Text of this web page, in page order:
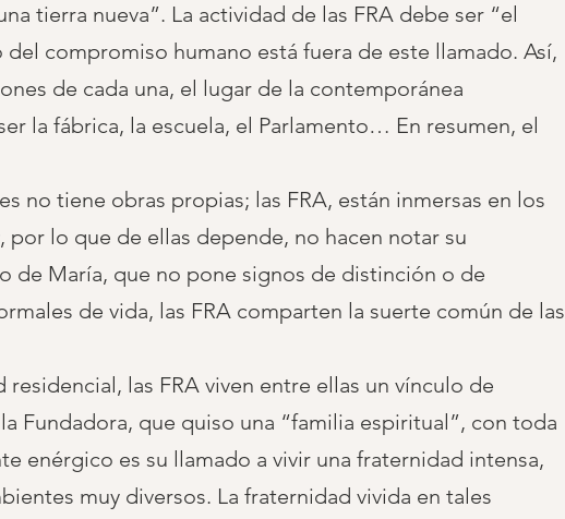
tierra nueva”. La actividad de las FRA debe ser “el
compromiso humano está fuera de este llamado. Así,
de cada una, el lugar de la contemporánea
la fábrica, la escuela, el Parlamento… En resumen, el
no tiene obras propias; las FRA, están inmersas en los
por lo que de ellas depende, no hacen notar su
de María, que no pone signos de distinción o de
de vida, las FRA comparten la suerte común de las
las FRA viven entre ellas un vínculo de
Fundadora, que quiso una “familia espiritual”, con toda
enérgico es su llamado a vivir una fraternidad intensa,
muy diversos. La fraternidad vivida en tales